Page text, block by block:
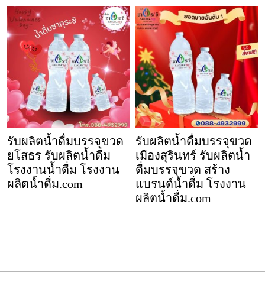
รับผลิตน้ำดื่มบรรจุขวด
ยโสธร รับผลิตน้ำดื่ม
โรงงานน้ำดื่ม โรงงาน
ผลิตน้ำดื่ม.com
รับผลิตน้ำดื่มบรรจุขวด
เมืองสุรินทร์ รับผลิตน้ำ
ดื่มบรรจุขวด สร้าง
แบรนด์น้ำดื่ม โรงงาน
ผลิตน้ำดื่ม.com